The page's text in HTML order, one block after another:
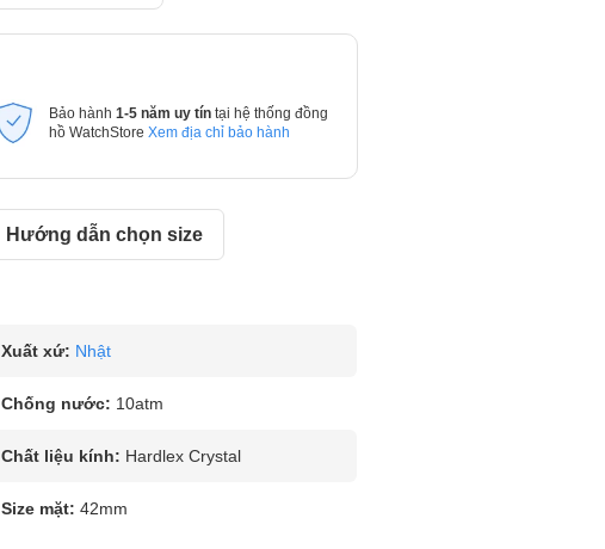
Bảo hành 1-5 năm uy tín tại hệ thống đồng
hồ WatchStore Xem địa chỉ bảo hành
Hướng dẫn chọn size
Xuất xứ: Nhật
Chống nước: 10atm
Chất liệu kính: Hardlex Crystal
Size mặt: 42mm